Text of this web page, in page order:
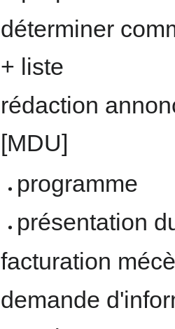
déterminer
+ liste
rédaction
[MDU]
programme
présentation
facturation
demande